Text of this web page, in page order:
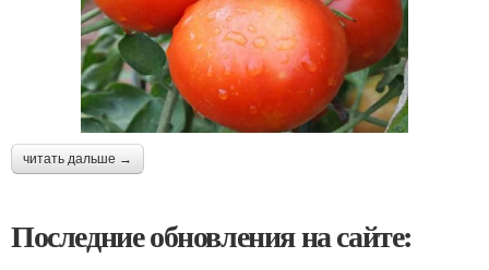
читать дальше →
Последние обновления на сайте: